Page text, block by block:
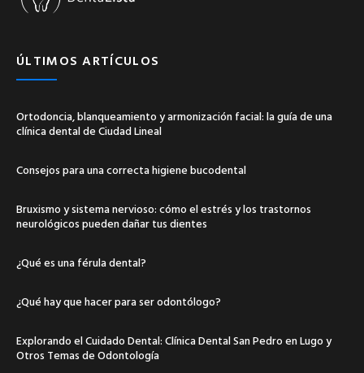
ÚLTIMOS ARTÍCULOS
Ortodoncia, blanqueamiento y armonización facial: la guía de una
clínica dental de Ciudad Lineal
Consejos para una correcta higiene bucodental
Bruxismo y sistema nervioso: cómo el estrés y los trastornos
neurológicos pueden dañar tus dientes
¿Qué es una férula dental?
¿Qué hay que hacer para ser odontólogo?
Explorando el Cuidado Dental: Clínica Dental San Pedro en Lugo y
Otros Temas de Odontología